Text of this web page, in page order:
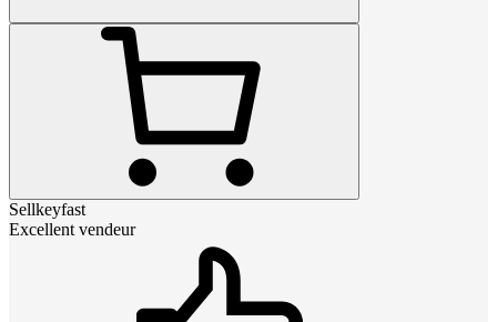
Sellkeyfast
Excellent vendeur